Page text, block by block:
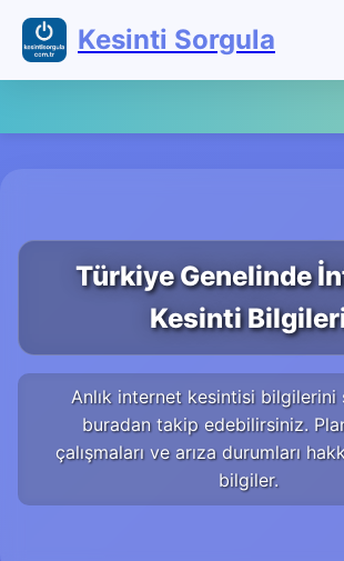
Kesinti Sorgula
📢
Türkiye Genelinde
Kesinti
Anlık internet kesintisi bilgilerini
buradan takip edebilirsiniz.
çalışmaları ve arıza durumları
bilgiler.